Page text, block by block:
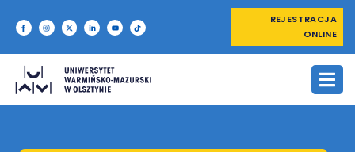
REJESTRACJA
ONLINE